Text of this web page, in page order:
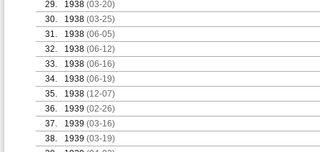
29.
1938 (03-20)
30.
1938 (03-25)
31.
1938 (06-05)
32.
1938 (06-12)
33.
1938 (06-16)
34.
1938 (06-19)
35.
1938 (12-07)
36.
1939 (02-26)
37.
1939 (03-16)
38.
1939 (03-19)